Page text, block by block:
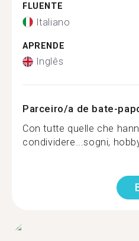
FLUENTE
Italiano
APRENDE
Inglês
Parceiro/a de bate-
Con tutte quelle che
condividere...sogni,